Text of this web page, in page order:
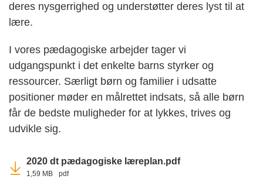
deres nysgerrighed og understøtter deres lyst til at
lære.
I vores pædagogiske arbejder tager vi
udgangspunkt i det enkelte barns styrker og
ressourcer. Særligt børn og familier i udsatte
positioner møder en målrettet indsats, så alle børn
får de bedste muligheder for at lykkes, trives og
udvikle sig.
2020 dt pædagogiske læreplan.pdf
1,59 MB pdf